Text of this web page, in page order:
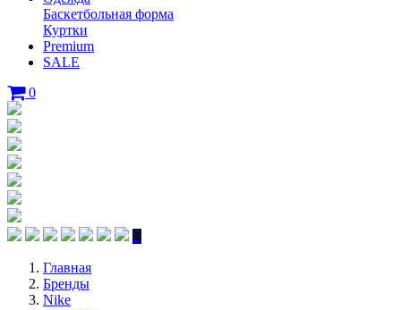
Баскетбольная форма
Куртки
Premium
SALE
0
Главная
Бренды
Nike